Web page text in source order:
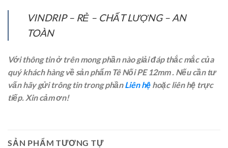
VINDRIP – RẺ – CHẤT LƯỢNG – AN
TOÀN
Với thông tin ở trên mong phần nào giải đáp thắc mắc của
quý khách hàng về sản phẩm Tê Nối PE 12mm . Nếu cần tư
vấn hãy gửi trông tin trong phầnLiên hệ hoặc liên hệ trực
tiếp. Xin cảm ơn!
SẢN PHẨM TƯƠNG TỰ